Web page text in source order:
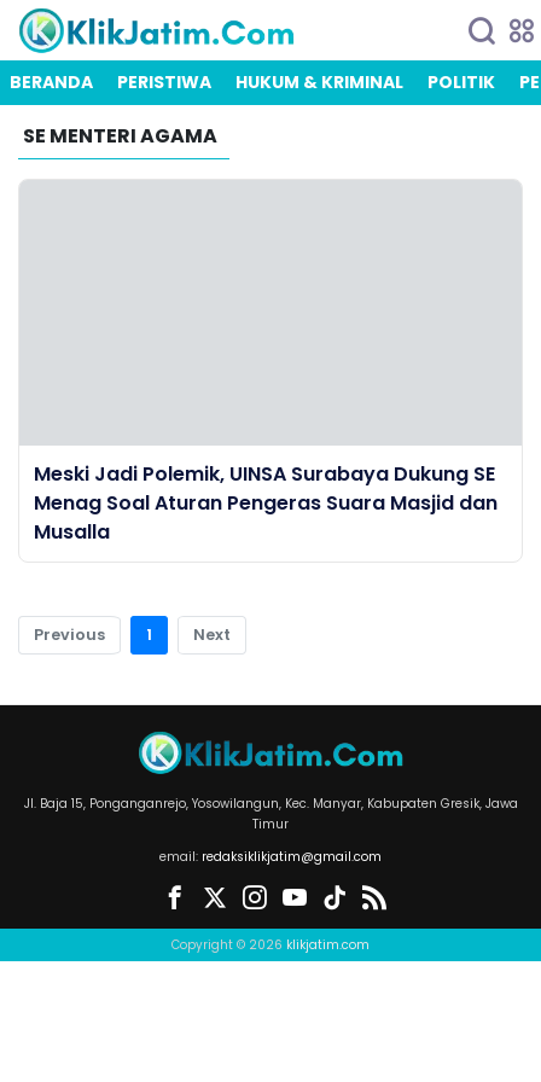
BERANDA PERISTIWA HUKUM & KRIMINAL POLITIK
SE MENTERI AGAMA
Meski Jadi Polemik, UINSA Surabaya Dukung SE
Menag Soal Aturan Pengeras Suara Masjid dan
Musalla
Previous 1 Next
Jl. Baja 15, Ponganganrejo, Yosowilangun, Kec. Manyar, Kabupaten Gresik, Jawa
Timur
email: redaksiklikjatim@gmail.com
Copyright © 2026 klikjatim.com